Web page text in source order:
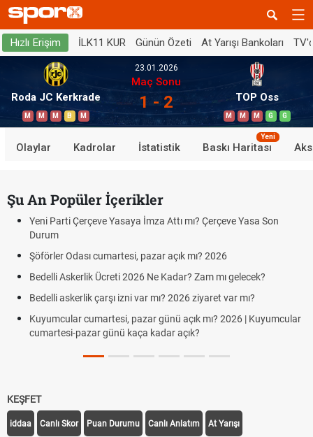
Hızlı Erişim İLK11 KUR Günün Özeti At Yarışı Bankoları
Roda JC Kerkrade
M M M B M
23.01.2026
Maç Sonu
1 - 2 TOP Oss
M M M G G
Olaylar Kadrolar İstatistik Baskı Haritası
Yeni
Şu An Popüler İçerikler
Yeni Parti Çerçeve Yasaya İmza Attı mı? Çerçeve Yasa Son
Durum
Şöförler Odası cumartesi, pazar açık mı? 2026
Bedelli Askerlik Ücreti 2026 Ne Kadar? Zam mı gelecek?
Bedelli askerlik çarşı izni var mı? 2026 ziyaret var mı?
Kuyumcular cumartesi, pazar günü açık mı? 2026 | Kuyumcular
cumartesi-pazar günü kaça kadar açık?
KEŞFET
iddaa Canlı Skor Puan Durumu Canlı Anlatım At Yarışı